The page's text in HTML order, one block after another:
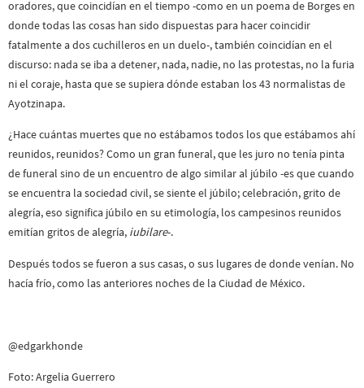
oradores, que coincidían en el tiempo -como en un poema de Borges en
donde todas las cosas han sido dispuestas para hacer coincidir
fatalmente a dos cuchilleros en un duelo-, también coincidían en el
discurso: nada se iba a detener, nada, nadie, no las protestas, no la furia
ni el coraje, hasta que se supiera dónde estaban los 43 normalistas de
Ayotzinapa.
¿Hace cuántas muertes que no estábamos todos los que estábamos ahí
reunidos, reunidos? Como un gran funeral, que les juro no tenía pinta
de funeral sino de un encuentro de algo similar al júbilo -es que cuando
se encuentra la sociedad civil, se siente el júbilo; celebración, grito de
alegría, eso significa júbilo en su etimología, los campesinos reunidos
emitían gritos de alegría, iubilare-.
Después todos se fueron a sus casas, o sus lugares de donde venían. No
hacía frío, como las anteriores noches de la Ciudad de México.
@edgarkhonde
Foto: Argelia Guerrero